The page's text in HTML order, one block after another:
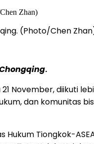
(Photo/Chen
.
November, diikuti
dan komunitas
Tiongkok-